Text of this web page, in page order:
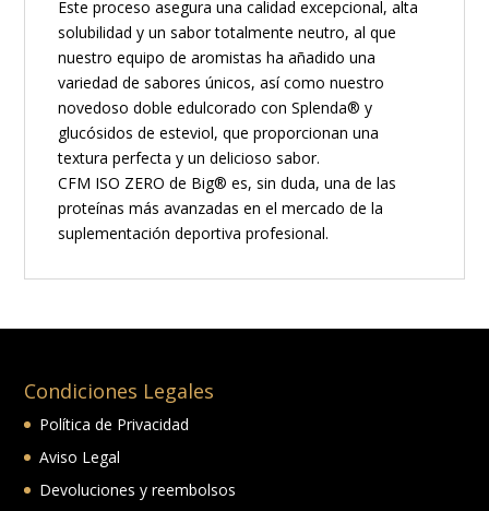
Este proceso asegura una calidad excepcional, alta
solubilidad y un sabor totalmente neutro, al que
nuestro equipo de aromistas ha añadido una
variedad de sabores únicos, así como nuestro
novedoso doble edulcorado con Splenda® y
glucósidos de esteviol, que proporcionan una
textura perfecta y un delicioso sabor.
CFM ISO ZERO de Big® es, sin duda, una de las
proteínas más avanzadas en el mercado de la
suplementación deportiva profesional.
Condiciones Legales
Política de Privacidad
Aviso Legal
Devoluciones y reembolsos